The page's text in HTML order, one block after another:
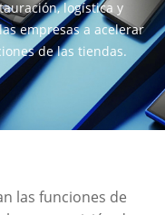
logística y
empresas a acelerar
de las tiendas.
las funciones de